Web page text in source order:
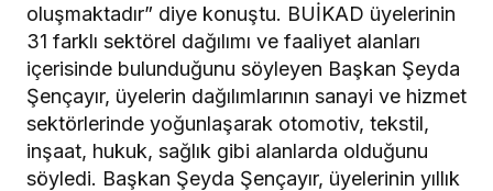
oluşmaktadır” diye konuştu. BUİKAD üyelerinin
31 farklı sektörel dağılımı ve faaliyet alanları
içerisinde bulunduğunu söyleyen Başkan Şeyda
Şençayır, üyelerin dağılımlarının sanayi ve hizmet
sektörlerinde yoğunlaşarak otomotiv, tekstil,
inşaat, hukuk, sağlık gibi alanlarda olduğunu
söyledi. Başkan Şeyda Şençayır, üyelerinin yıllık